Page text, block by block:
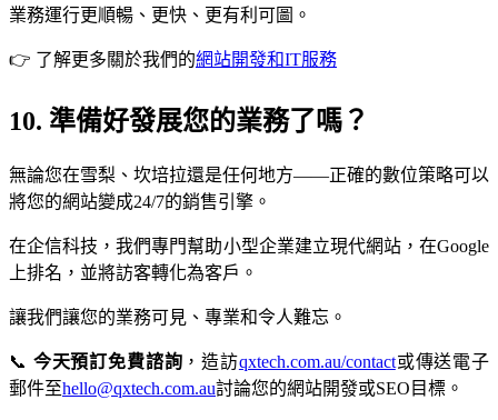
業務運行更順暢、更快、更有利可圖。
👉 了解更多關於我們的網站開發和IT服務
10. 準備好發展您的業務了嗎？
無論您在雪梨、坎培拉還是任何地方——正確的數位策略可以
將您的網站變成24/7的銷售引擎。
在企信科技，我們專門幫助小型企業建立現代網站，在Google
上排名，並將訪客轉化為客戶。
讓我們讓您的業務可見、專業和令人難忘。
📞 今天預訂免費諮詢 ，造訪qxtech.com.au/contact或傳送電子
郵件至hello@qxtech.com.au討論您的網站開發或SEO目標。